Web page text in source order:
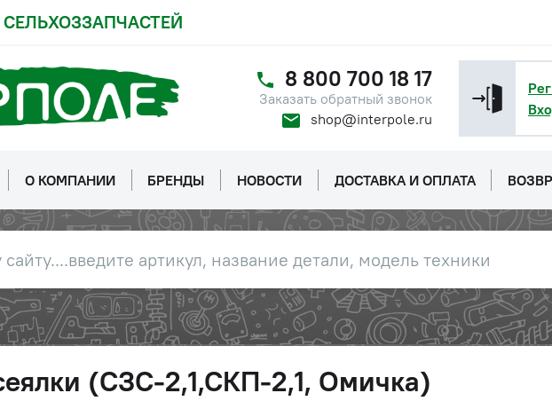
8 800 700 18 17
Заказать обратный звонок
shop@interpole.ru
О КОМПАНИИ БРЕНДЫ НОВОСТИ ДОСТАВКА И ОПЛАТА
(СЗС-2,1,СКП-2,1, Омичка)